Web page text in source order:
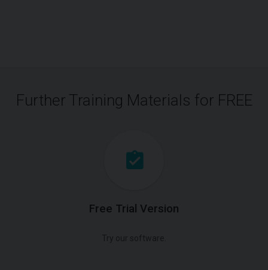
Further Training Materials for FREE
Free Trial Version